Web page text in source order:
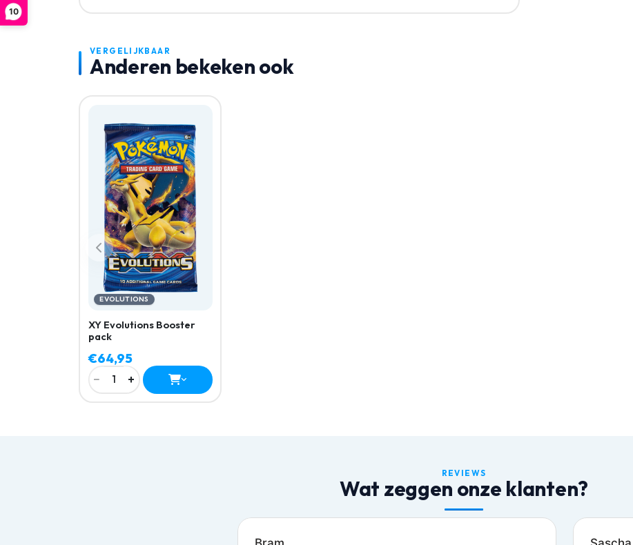
10
VERGELIJKBAAR
Anderen bekeken ook
EVOLUTIONS
XY Evolutions Booster
pack
€64,95
−
1 +
REVIEWS
Wat zeggen onze klanten?